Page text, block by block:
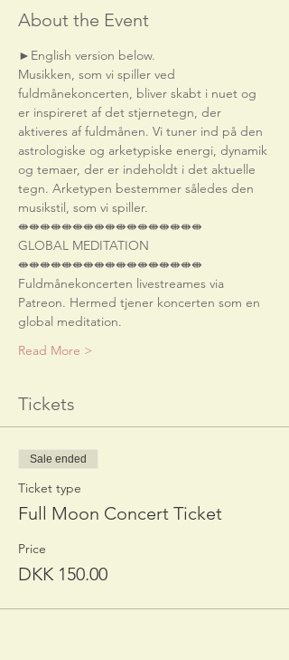
About the Event
►English version below.
Musikken, som vi spiller ved
fuldmånekoncerten, bliver skabt i nuet og
er inspireret af det stjernetegn, der
aktiveres af fuldmånen. Vi tuner ind på den
astrologiske og arketypiske energi, dynamik
og temaer, der er indeholdt i det aktuelle
tegn. Arketypen bestemmer således den
musikstil, som vi spiller.
⇼⇼⇼⇼⇼⇼⇼⇼⇼⇼⇼⇼⇼⇼⇼⇼⇼
GLOBAL MEDITATION
⇼⇼⇼⇼⇼⇼⇼⇼⇼⇼⇼⇼⇼⇼⇼⇼⇼
Fuldmånekoncerten livestreames via
Patreon. Hermed tjener koncerten som en
global meditation.
Read More >
Tickets
Sale ended
Ticket type
Full Moon Concert Ticket
Price
DKK 150.00